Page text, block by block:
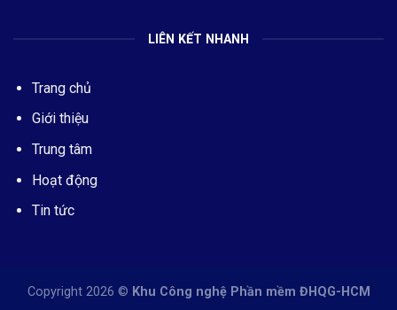
LIÊN KẾT NHANH
Trang chủ
Giới thiệu
Trung tâm
Hoạt động
Tin tức
Copyright 2026 © Khu Công nghệ Phần mềm ĐHQG-HCM